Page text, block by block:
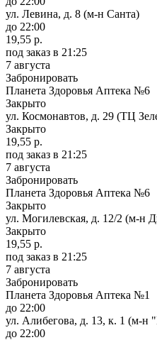
ул. Левина, д. 8 (м-н Санта)
до 22:00
19,55 р.
под заказ в 21:25
7 августа
Забронировать
Планета Здоровья Аптека №6
Закрыто
ул. Космонавтов, д. 29 (ТЦ
Закрыто
19,55 р.
под заказ в 21:25
7 августа
Забронировать
Планета Здоровья Аптека №6
Закрыто
ул. Могилевская, д. 12/2 (м-н
Закрыто
19,55 р.
под заказ в 21:25
7 августа
Забронировать
Планета Здоровья Аптека №1
до 22:00
ул. Алибегова, д. 13, к. 1 (м-н
до 22:00